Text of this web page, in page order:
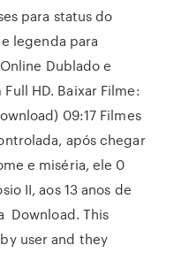
para status do
legenda para
Dublado e
HD. Baixar Filme:
09:17 Filmes
após chegar
e miséria, ele 0
II, aos 13 anos de
Download. This
user and they